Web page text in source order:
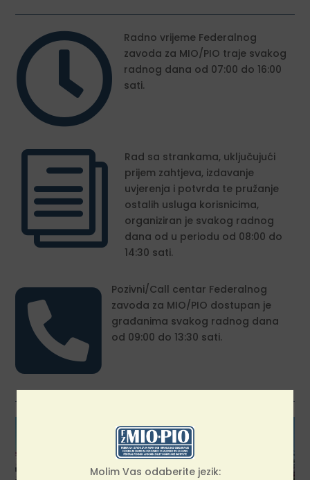

Radno vrijeme Federalnog
zavoda za MIO/PIO traje svakog
radnog dana od 07:00 do 16:00
sati.
i
Rad sa strankama, uključujući
prijem zahtjeva, izdavanje
uvjerenja i potvrda te pružanje
ostalih usluga korisnicima,
organiziran je svakog radnog
dana od u periodu od 08:00 do
14:30 sati.

Pozivni/Call centar Federalnog
zavoda za MIO/PIO dostupan je
građanima svakog radnog dana
od 09:00 do 13:30 sati.
Molim Vas odaberite jezik: